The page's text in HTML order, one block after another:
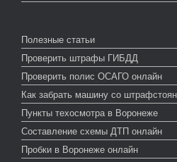
Полезные статьи
Проверить штрафы ГИБДД
Проверить полис ОСАГО онлайн
Как забрать машину со
Пункты техосмотра в Воронеже
Составление схемы ДТП онлайн
Пробки в Воронеже онлайн